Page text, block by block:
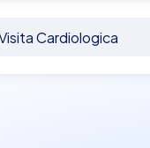
Due Carrare